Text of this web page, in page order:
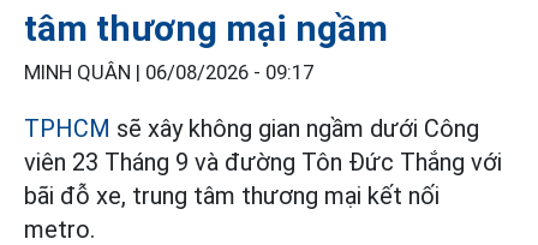
tâm thương mại ngầm
MINH QUÂN | 06/08/2026 - 09:17
TPHCM sẽ xây không gian ngầm dưới Công
viên 23 Tháng 9 và đường Tôn Đức Thắng với
bãi đỗ xe, trung tâm thương mại kết nối
metro.